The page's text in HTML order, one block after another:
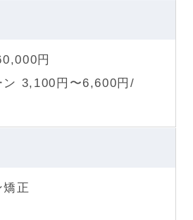
円
ン 3,100円〜6,600円/
正